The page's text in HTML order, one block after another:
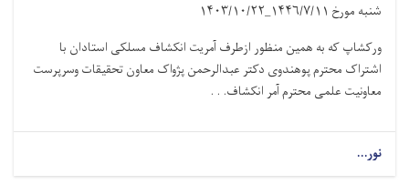
شنبه مورخ ۱۴۴۶/۷/۱۱_۱۴۰۳/۱۰/۲۲
ورکشاپ که به همین منظور ازطرف آمریت انکشاف مسلکی استادان با
اشتراک محترم پوهندوی دکتر عبدالرحمن پژواک معاون تحقیقات وسرپرست
معاونیت علمی محترم آمر انکشاف. . .
نور...